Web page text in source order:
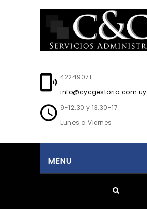
42249071
info@cycgestoria.com.uy
9-12.30 y 13.30-17
Lunes a Viernes
MENU